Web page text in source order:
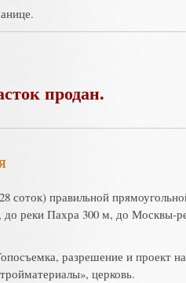
продан.
соток) правильной
до реки Пахра 300 м, до Москвы-
разрешение и проект на
церковь.